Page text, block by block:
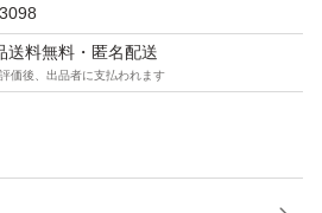
送料無料・匿名配送
価後、出品者に支払われます